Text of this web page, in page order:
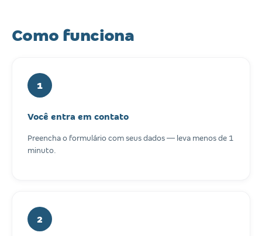
Como funciona
1
Você entra em contato
Preencha o formulário com seus dados — leva menos de 1
minuto.
2